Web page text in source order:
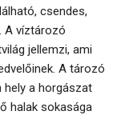
csendes,
A víztározó
jellemzi, ami
A tározó
hely a horgászat
halak sokasága